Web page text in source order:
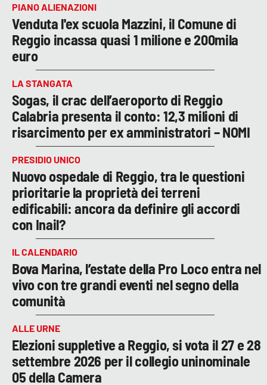
ANDROID
APPLE
PIANO ALIENAZIONI
Venduta l'ex scuola Mazzini, il Comune di
Reggio incassa quasi 1 milione e 200mila
euro
LA STANGATA
Sogas, il crac dell’aeroporto di Reggio
Calabria presenta il conto: 12,3 milioni di
risarcimento per ex amministratori – NOMI
PRESIDIO UNICO
Nuovo ospedale di Reggio, tra le questioni
prioritarie la proprietà dei terreni
edificabili: ancora da definire gli accordi
con Inail?
IL CALENDARIO
Bova Marina, l’estate della Pro Loco entra nel
vivo con tre grandi eventi nel segno della
comunità
ALLE URNE
Elezioni suppletive a Reggio, si vota il 27 e 28
settembre 2026 per il collegio uninominale
05 della Camera